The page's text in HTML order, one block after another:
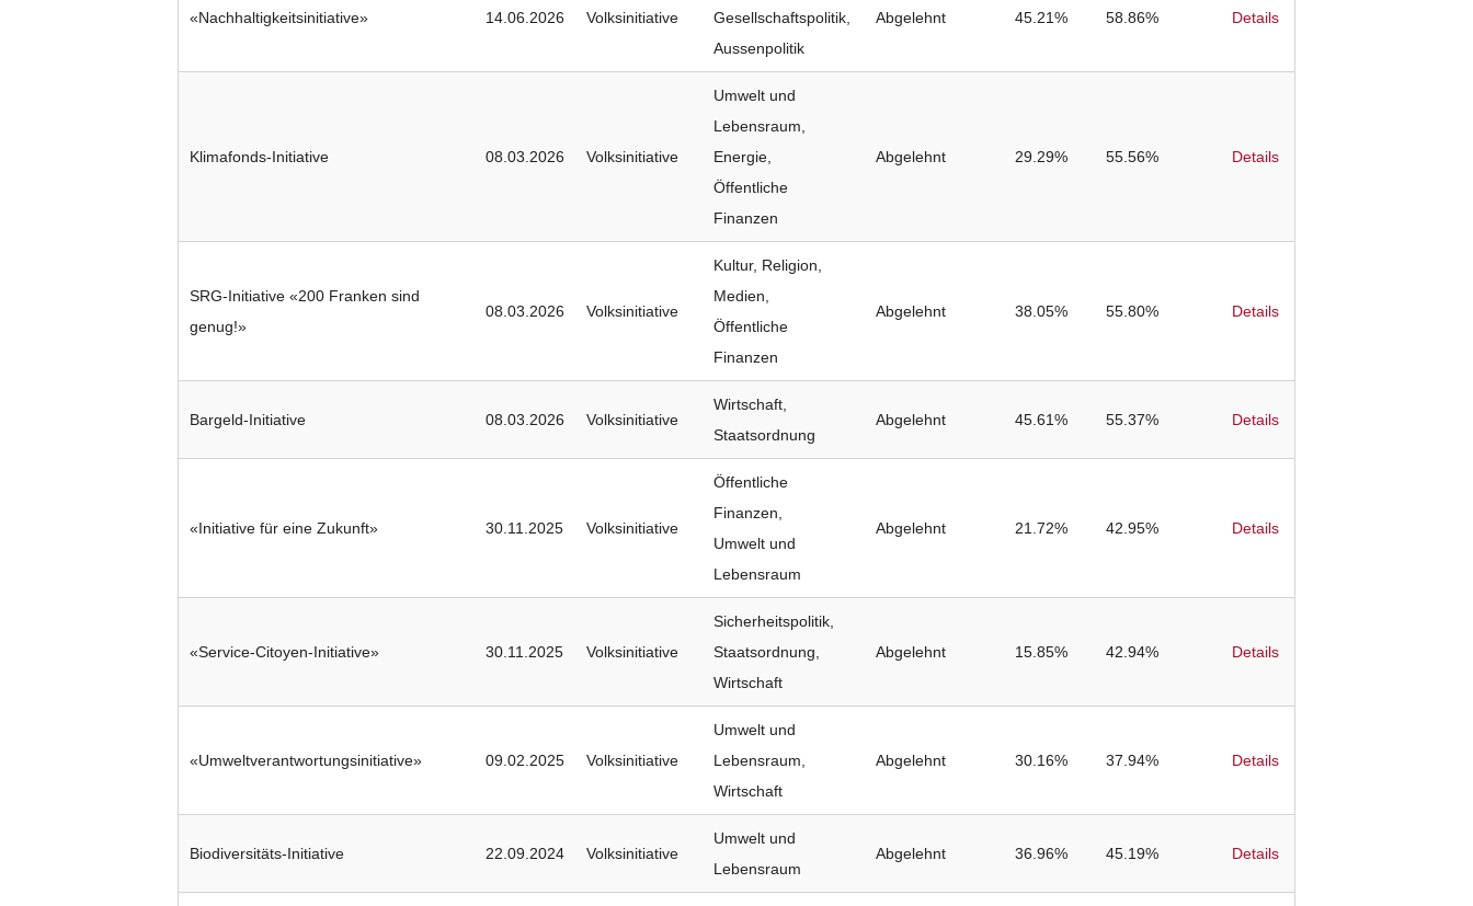
«Nachhaltigkeitsinitiative» 14.06.2026 Volksinitiative
Gesellschaftspolitik,
Aussenpolitik
Abgelehnt 45.21% 58.86% Details
Klimafonds-Initiative 08.03.2026 Volksinitiative
Umwelt und
Lebensraum,
Energie,
Öffentliche
Finanzen
Abgelehnt 29.29% 55.56% Details
SRG-Initiative «200 Franken sind
genug!»
08.03.2026 Volksinitiative
Kultur, Religion,
Medien,
Öffentliche
Finanzen
Abgelehnt 38.05% 55.80% Details
Bargeld-Initiative 08.03.2026 Volksinitiative
Wirtschaft,
Staatsordnung
Abgelehnt 45.61% 55.37% Details
«Initiative für eine Zukunft» 30.11.2025 Volksinitiative
Öffentliche
Finanzen,
Umwelt und
Lebensraum
Abgelehnt 21.72% 42.95% Details
«Service-Citoyen-Initiative» 30.11.2025 Volksinitiative
Sicherheitspolitik,
Staatsordnung,
Wirtschaft
Abgelehnt 15.85% 42.94% Details
«Umweltverantwortungsinitiative» 09.02.2025 Volksinitiative
Umwelt und
Lebensraum,
Wirtschaft
Abgelehnt 30.16% 37.94% Details
Biodiversitäts-Initiative 22.09.2024 Volksinitiative
Umwelt und
Lebensraum
Abgelehnt 36.96% 45.19% Details